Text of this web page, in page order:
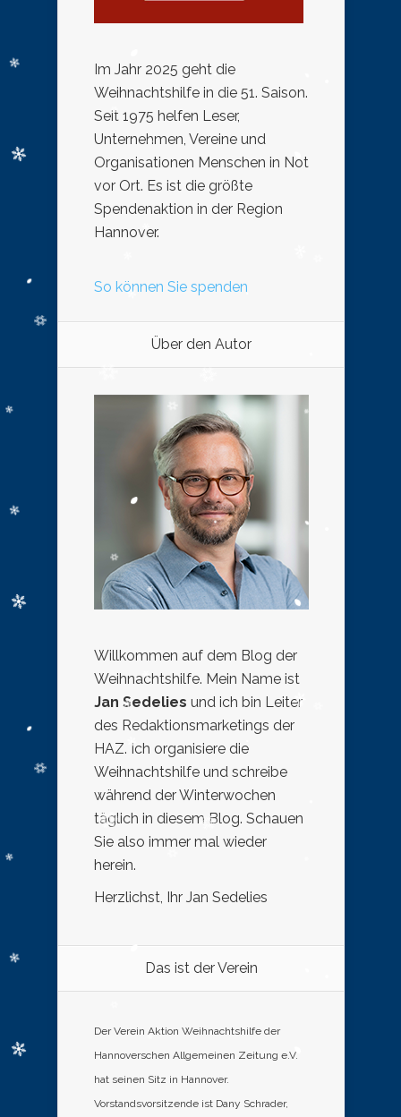
Im Jahr 2025 geht die
Weihnachtshilfe in die 51. Saison.
Seit 1975 helfen Leser,
Unternehmen, Vereine und
Organisationen Menschen in Not
vor Ort. Es ist die größte
Spendenaktion in der Region
Hannover.
So können Sie spenden
Über den Autor
Willkommen auf dem Blog der
Weihnachtshilfe. Mein Name ist
Jan Sedelies und ich bin Leiter
des Redaktionsmarketings der
HAZ. Ich organisiere die
Weihnachtshilfe und schreibe
während der Winterwochen
täglich in diesem Blog. Schauen
Sie also immer mal wieder
herein.
Herzlichst, Ihr Jan Sedelies
Das ist der Verein
Der Verein Aktion Weihnachtshilfe der
Hannoverschen Allgemeinen Zeitung e.V.
hat seinen Sitz in Hannover.
Vorstandsvorsitzende ist Dany Schrader,